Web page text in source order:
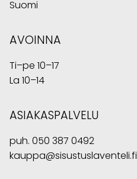
Suomi
AVOINNA
Ti–pe 10–17
La 10–14
ASIAKASPALVELU
puh. 050 387 0492
kauppa@sisustuslaventeli.fi